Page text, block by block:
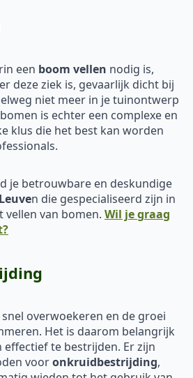
een boom vellen nodig is,
deze ziek is, gevaarlijk dicht bij
niet meer in je tuinontwerp
is echter een complexe en
klus die het best kan worden
je betrouwbare en deskundige
n die gespecialiseerd zijn in
vellen van bomen. Wil je graag
overwoekeren en de groei
Het is daarom belangrijk
te bestrijden. Er zijn
vooronkruidbestrijding,